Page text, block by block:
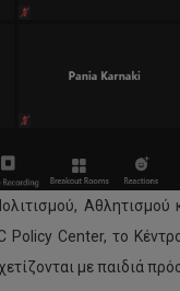
Αθλητισμού
Policy Center, το
με παιδιά